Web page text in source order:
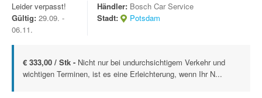
Leider verpasst!
Gültig: 29.09. -
06.11.
Händler: Bosch Car Service
Stadt:
Potsdam
€ 333,00 / Stk - Nicht nur bei undurchsichtigem Verkehr und
wichtigen Terminen, ist es eine Erleichterung, wenn Ihr N...